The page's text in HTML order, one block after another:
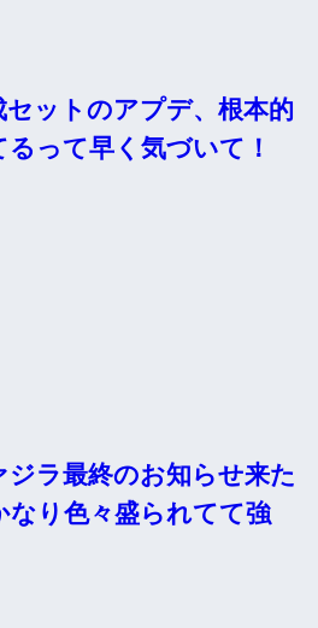
セットのアプデ、根本的
って早く気づいて！
ジラ最終のお知らせ来た
なり色々盛られてて強